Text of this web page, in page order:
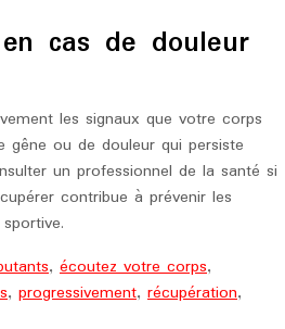
cas de douleur
les signaux que votre corps
gêne ou de douleur qui persiste
un professionnel de la santé si
contribue à prévenir les
, écoutez votre corps,
, progressivement, récupération,